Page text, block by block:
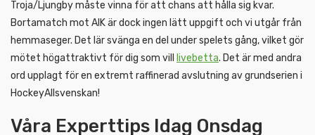
Troja/Ljungby måste vinna för att chans att hålla sig kvar.
Bortamatch mot AIK är dock ingen lätt uppgift och vi utgår från
hemmaseger. Det lär svänga en del under spelets gång, vilket gör
mötet högattraktivt för dig som vill
livebetta. Det är med andra
ord upplagt för en extremt raffinerad avslutning av grundserien i
HockeyAllsvenskan!
Våra Experttips Idag Onsdag